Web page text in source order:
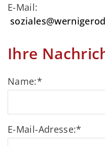
E-Mail:
Ihre
Name:*
E-Mail-Adresse:*